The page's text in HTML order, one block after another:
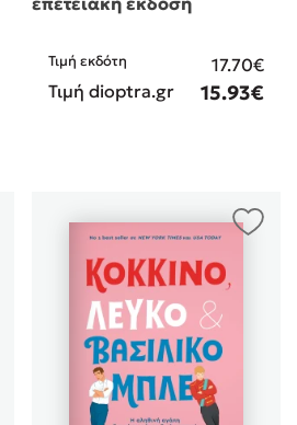
Τιμή εκδότη
17.70€
Τιμή dioptra.gr
15.93€